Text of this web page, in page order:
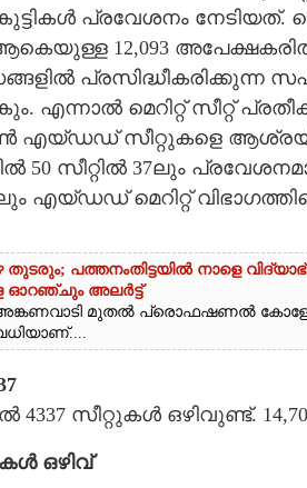
പ്രവേശനം നേടിയത്‌.
12,093
പ്രസിദ്ധീകരിക്കുന്ന
മെറിറ്റ്‌ സീറ്റ്‌
എയ്‌ഡഡ്‌ സീറ്റുകളെ
സീറ്റിൽ 37ലും
എയ്‌ഡഡ് മെറിറ്റ്
തുടരും; പത്തനംതിട്ടയിൽ നാളെ
ഓറഞ്ചും അലർട്ട്
അങ്കണവാടി മുതൽ പ്രൊഫഷണൽ
സീറ്റുകൾ ഒഴിവുണ്ട്.
ഒഴിവ്